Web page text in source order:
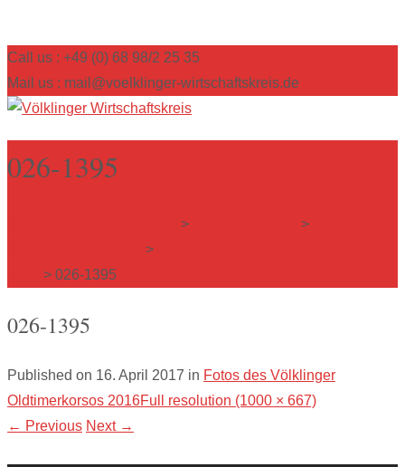
Call us : +49 (0) 68 98/2 25 35
Mail us : mail@voelklinger-wirtschaftskreis.de
026-1395
>
>
>
> 026-1395
026-1395
Published on 16. April 2017 in Fotos des Völklinger
Oldtimerkorsos 2016Full resolution (1000 × 667)
← Previous Next →